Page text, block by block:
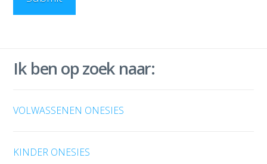
Ik ben op zoek naar:
VOLWASSENEN ONESIES
KINDER ONESIES